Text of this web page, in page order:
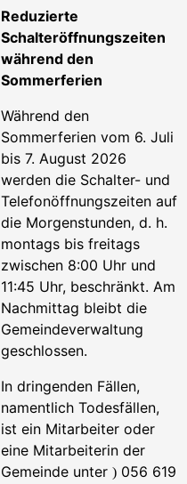
Reduzierte
Schalteröffnungszeiten
während den
Sommerferien
Während den
Sommerferien vom 6. Juli
bis 7. August 2026
werden die Schalter- und
Telefonöffnungszeiten auf
die Morgenstunden, d. h.
montags bis freitags
zwischen 8:00 Uhr und
11:45 Uhr, beschränkt. Am
Nachmittag bleibt die
Gemeindeverwaltung
geschlossen.
In dringenden Fällen,
namentlich Todesfällen,
ist ein Mitarbeiter oder
eine Mitarbeiterin der
Gemeinde unter ) 056 619